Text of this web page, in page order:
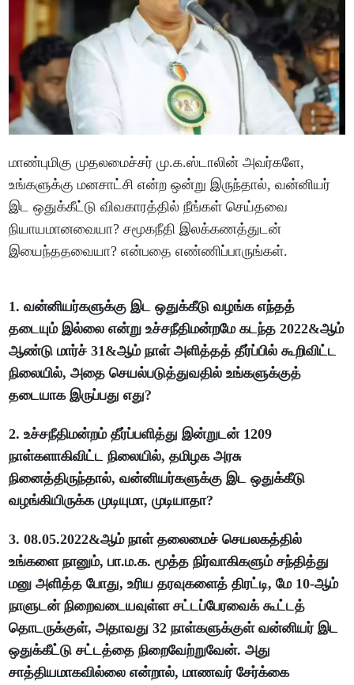
மாண்புமிகு முதலமைச்சர் மு.க.ஸ்டாலின் அவர்களே,
உங்களுக்கு மனசாட்சி என்ற ஒன்று இருந்தால், வன்னியர்
இட ஒதுக்கீட்டு விவகாரத்தில் நீங்கள் செய்தவை
நியாயமானவையா? சமூகநீதி இலக்கணத்துடன்
இயைந்ததவையா? என்பதை எண்ணிப்பாருங்கள்.
1. வன்னியர்களுக்கு இட ஒதுக்கீடு வழங்க எந்தத்
தடையும் இல்லை என்று உச்சநீதிமன்றமே கடந்த 2022&ஆம்
ஆண்டு மார்ச் 31&ஆம் நாள் அளித்தத் தீர்ப்பில் கூறிவிட்ட
நிலையில், அதை செயல்படுத்துவதில் உங்களுக்குத்
தடையாக இருப்பது எது?
2. உச்சநீதிமன்றம் தீர்ப்பளித்து இன்றுடன் 1209
நாள்களாகிவிட்ட நிலையில், தமிழக அரசு
நினைத்திருந்தால், வன்னியர்களுக்கு இட ஒதுக்கீடு
வழங்கியிருக்க முடியுமா, முடியாதா?
3. 08.05.2022&ஆம் நாள் தலைமைச் செயலகத்தில்
உங்களை நானும், பா.ம.க. மூத்த நிர்வாகிகளும் சந்தித்து
மனு அளித்த போது, உரிய தரவுகளைத் திரட்டி, மே 10-ஆம்
நாளுடன் நிறைவடையவுள்ள சட்டப்பேரவைக் கூட்டத்
தொடருக்குள், அதாவது 32 நாள்களுக்குள் வன்னியர் இட
ஒதுக்கீட்டு சட்டத்தை நிறைவேற்றுவேன். அது
சாத்தியமாகவில்லை என்றால், மாணவர் சேர்க்கை